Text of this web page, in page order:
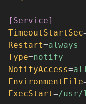
[Service]
TimeoutStartSec
Restart=always
Type=notify
NotifyAccess=
EnvironmentFile
ExecStart=/usr/